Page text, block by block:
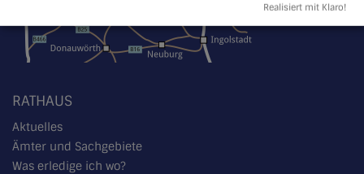
RATHAUS
Aktuelles
Ämter und Sachgebiete
Was erledige ich wo?
Realisiert mit Klaro!